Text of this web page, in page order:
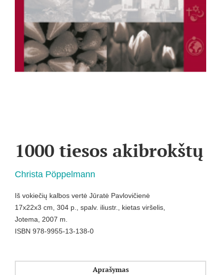
1000 tiesos akibrokštų
Christa Pöppelmann
Iš vokiečių kalbos vertė Jūratė Pavlovičienė
17x22x3 cm, 304 p., spalv. iliustr., kietas viršelis,
Jotema, 2007 m.
ISBN 978-9955-13-138-0
Aprašymas